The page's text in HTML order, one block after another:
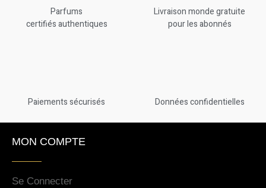
Parfums
certifiés authentiques
Livraison monde gratuite
pour les abonnés
Paiements sécurisés Données confidentielles
MON COMPTE
Se Connecter